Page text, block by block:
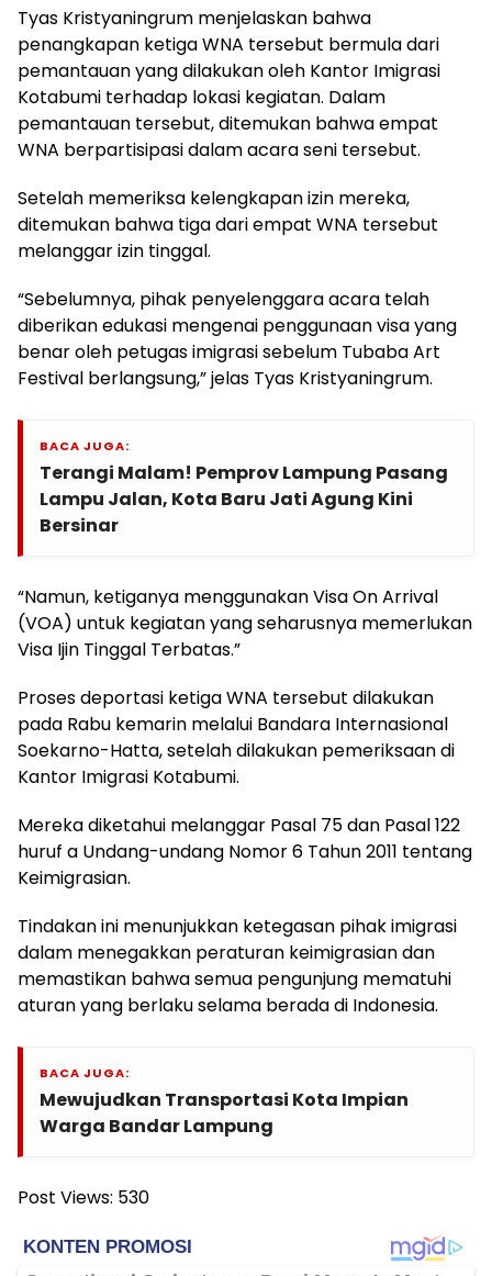
Tyas Kristyaningrum menjelaskan bahwa
penangkapan ketiga WNA tersebut bermula dari
pemantauan yang dilakukan oleh Kantor Imigrasi
Kotabumi terhadap lokasi kegiatan. Dalam
pemantauan tersebut, ditemukan bahwa empat
WNA berpartisipasi dalam acara seni tersebut.
Setelah memeriksa kelengkapan izin mereka,
ditemukan bahwa tiga dari empat WNA tersebut
melanggar izin tinggal.
“Sebelumnya, pihak penyelenggara acara telah
diberikan edukasi mengenai penggunaan visa yang
benar oleh petugas imigrasi sebelum Tubaba Art
Festival berlangsung,” jelas Tyas Kristyaningrum.
BACA JUGA:
Terangi Malam! Pemprov Lampung Pasang
Lampu Jalan, Kota Baru Jati Agung Kini
Bersinar
“Namun, ketiganya menggunakan Visa On Arrival
(VOA) untuk kegiatan yang seharusnya memerlukan
Visa Ijin Tinggal Terbatas.”
Proses deportasi ketiga WNA tersebut dilakukan
pada Rabu kemarin melalui Bandara Internasional
Soekarno-Hatta, setelah dilakukan pemeriksaan di
Kantor Imigrasi Kotabumi.
Mereka diketahui melanggar Pasal 75 dan Pasal 122
huruf a Undang-undang Nomor 6 Tahun 2011 tentang
Keimigrasian.
Tindakan ini menunjukkan ketegasan pihak imigrasi
dalam menegakkan peraturan keimigrasian dan
memastikan bahwa semua pengunjung mematuhi
aturan yang berlaku selama berada di Indonesia.
BACA JUGA:
Mewujudkan Transportasi Kota Impian
Warga Bandar Lampung
Post Views: 530